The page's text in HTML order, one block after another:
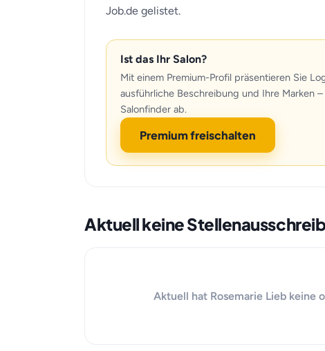
Job.de gelistet.
Ist das Ihr Salon?
Mit einem Premium-Profil präsentieren Sie
ausführliche Beschreibung und Ihre Marken
Salonfinder ab.
Premium freischalten
Aktuell keine
Aktuell hat Rosemarie Lieb keine